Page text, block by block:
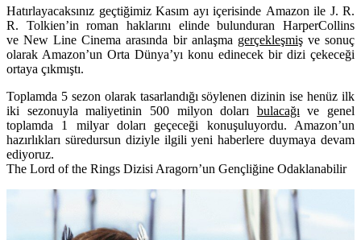
Hatırlayacaksınız geçtiğimiz Kasım ayı içerisinde Amazon ile J. R.
R. Tolkien’in roman haklarını elinde bulunduran HarperCollins
ve New Line Cinema arasında bir anlaşma gerçekleşmişve sonuç
olarak Amazon’un Orta Dünya’yı konu edinecek bir dizi çekeceği
ortaya çıkmıştı.
Toplamda 5 sezon olarak tasarlandığı söylenen dizinin ise henüz ilk
iki sezonuyla maliyetinin 500 milyon doları bulacağı ve genel
toplamda 1 milyar doları geçeceği konuşuluyordu. Amazon’un
hazırlıkları süredursun diziyle ilgili yeni haberlere duymaya devam
ediyoruz.
The Lord of the Rings Dizisi Aragorn’un Gençliğine Odaklanabilir